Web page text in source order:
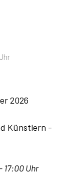
2026
Künstlern -
17:00 Uhr